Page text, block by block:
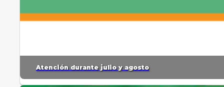
Atención durante julio y agosto